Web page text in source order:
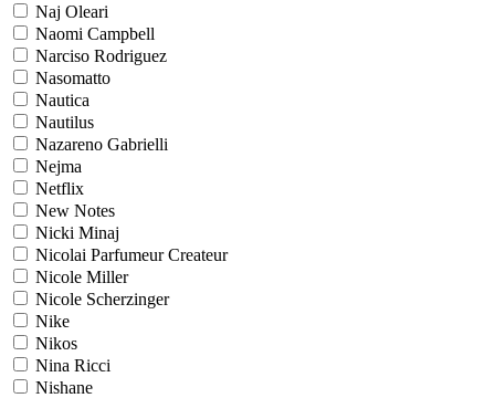
Naj Oleari
Naomi Campbell
Narciso Rodriguez
Nasomatto
Nautica
Nautilus
Nazareno Gabrielli
Nejma
Netflix
New Notes
Nicki Minaj
Nicolai Parfumeur Createur
Nicole Miller
Nicole Scherzinger
Nike
Nikos
Nina Ricci
Nishane